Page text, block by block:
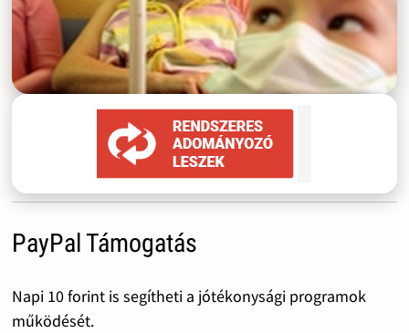
PayPal Támogatás
Napi 10 forint is segítheti a jótékonysági programok
működését.